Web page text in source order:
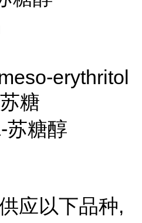
erythritol
糖
苏糖醇
应以下品种,